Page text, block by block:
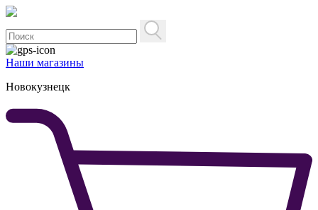
Наши магазины
Новокузнецк